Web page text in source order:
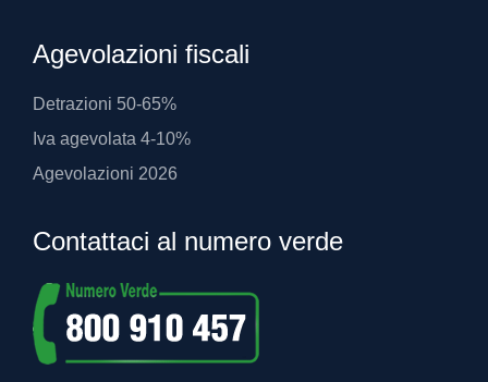
Agevolazioni fiscali
Detrazioni 50-65%
Iva agevolata 4-10%
Agevolazioni 2026
Contattaci al numero verde